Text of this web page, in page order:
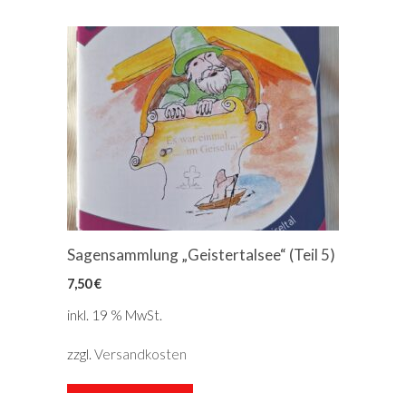
Sagensammlung „Geistertalsee“ (Teil 5)
7,50€
inkl. 19 % MwSt.
zzgl. Versandkosten